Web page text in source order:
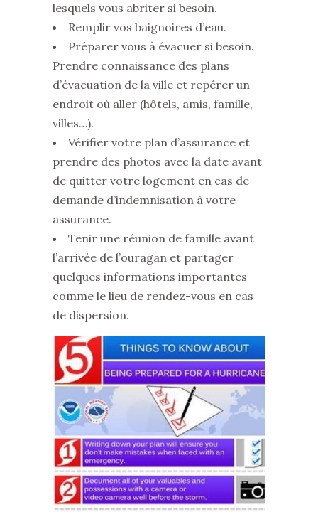
lesquels vous abriter si besoin.
Remplir vos baignoires d’eau.
Préparer vous à évacuer si besoin.
Prendre connaissance des plans
d’évacuation de la ville et repérer un
endroit où aller (hôtels, amis, famille,
villes…).
Vérifier votre plan d’assurance et
prendre des photos avec la date avant
de quitter votre logement en cas de
demande d’indemnisation à votre
assurance.
Tenir une réunion de famille avant
l’arrivée de l’ouragan et partager
quelques informations importantes
comme le lieu de rendez-vous en cas
de dispersion.